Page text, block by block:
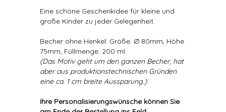
Eine schöne Geschenkidee für kleine und
große Kinder zu jeder Gelegenheit.
Becher ohne Henkel: Größe: Ø 80mm, Höhe
75mm, Füllmenge: 200 ml
(Das Motiv geht um den ganzen Becher, hat
aber aus produktionstechnischen Gründen
eine ca. 1 cm breite Aussparung.)
Ihre Personalisierungswünsche können Sie